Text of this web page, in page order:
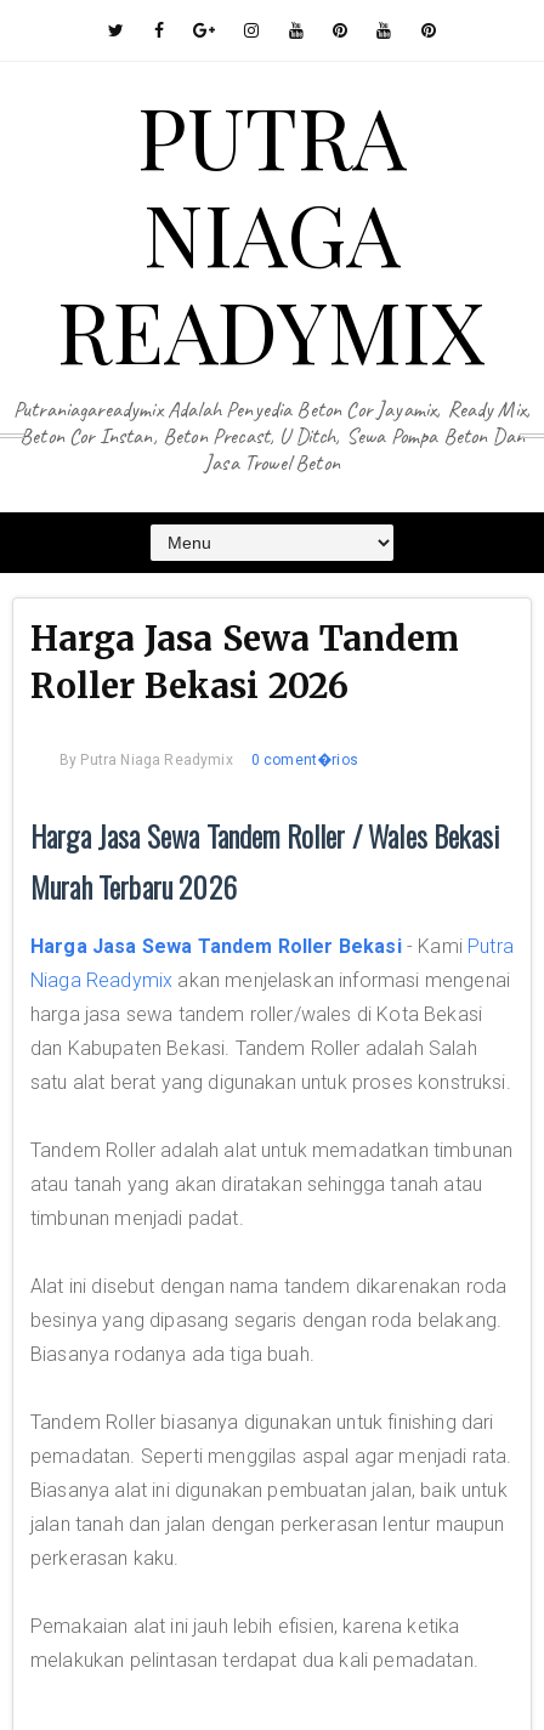
PUTRA
NIAGA
READYMIX
Putraniagareadymix Adalah Penyedia Beton Cor Jayamix, Ready Mix,
Beton Cor Instan, Beton Precast, U Ditch, Sewa Pompa Beton Dan
Jasa Trowel Beton
Harga Jasa Sewa Tandem
Roller Bekasi 2026
By Putra Niaga Readymix 0 coment�rios
Harga Jasa Sewa Tandem Roller / Wales Bekasi
Murah Terbaru 2026
Harga Jasa Sewa Tandem Roller Bekasi- Kami Putra
Niaga Readymix akan menjelaskan informasi mengenai
harga jasa sewa tandem roller/wales di Kota Bekasi
dan Kabupaten Bekasi. Tandem Roller adalah Salah
satu alat berat yang digunakan untuk proses konstruksi.
Tandem Roller adalah alat untuk memadatkan timbunan
atau tanah yang akan diratakan sehingga tanah atau
timbunan menjadi padat.
Alat ini disebut dengan nama tandem dikarenakan roda
besinya yang dipasang segaris dengan roda belakang.
Biasanya rodanya ada tiga buah.
Tandem Roller biasanya digunakan untuk finishing dari
pemadatan. Seperti menggilas aspal agar menjadi rata.
Biasanya alat ini digunakan pembuatan jalan, baik untuk
jalan tanah dan jalan dengan perkerasan lentur maupun
perkerasan kaku.
Pemakaian alat ini jauh lebih efisien, karena ketika
melakukan pelintasan terdapat dua kali pemadatan.